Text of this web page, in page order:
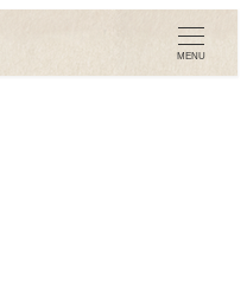
MENU